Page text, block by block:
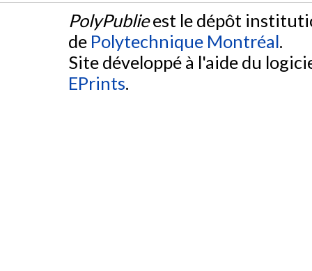
PolyPublieest le dépôt
de Polytechnique Montréal.
Site développé à l'aide du
EPrints.